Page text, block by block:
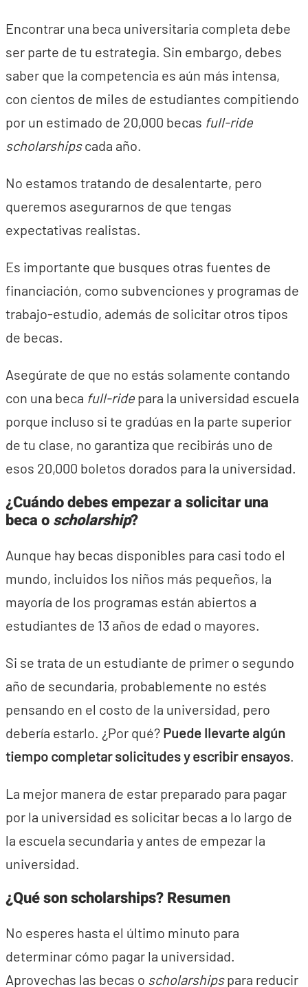
Encontrar una beca universitaria completa debe
ser parte de tu estrategia. Sin embargo, debes
saber que la competencia es aún más intensa,
con cientos de miles de estudiantes compitiendo
por un estimado de 20,000 becas full-ride
scholarshipscada año.
No estamos tratando de desalentarte, pero
queremos asegurarnos de que tengas
expectativas realistas.
Es importante que busques otras fuentes de
financiación, como subvenciones y programas de
trabajo-estudio, además de solicitar otros tipos
de becas.
Asegúrate de que no estás solamente contando
con una beca full-ride para la universidad escuela
porque incluso si te gradúas en la parte superior
de tu clase, no garantiza que recibirás uno de
esos 20,000 boletos dorados para la universidad.
¿Cuándo debes empezar a solicitar una
beca oscholarship?
Aunque hay becas disponibles para casi todo el
mundo, incluidos los niños más pequeños, la
mayoría de los programas están abiertos a
estudiantes de 13 años de edad o mayores.
Si se trata de un estudiante de primer o segundo
año de secundaria, probablemente no estés
pensando en el costo de la universidad, pero
debería estarlo. ¿Por qué? Puede llevarte algún
tiempo completar solicitudes y escribir ensayos
La mejor manera de estar preparado para pagar
por la universidad es solicitar becas a lo largo de
la escuela secundaria y antes de empezar la
universidad.
¿Qué son scholarships? Resumen
No esperes hasta el último minuto para
determinar cómo pagar la universidad.
Aprovechas las becas o scholarshipspara reducir